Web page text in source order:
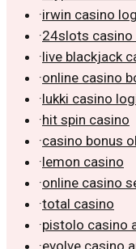
·irwin casino
·24slots casino
·live blackjack
·online casino
·lukki casino
·hit spin casino
·casino bonus
·lemon casino
·online casino
·total casino
·pistolo casino
·evolve casino